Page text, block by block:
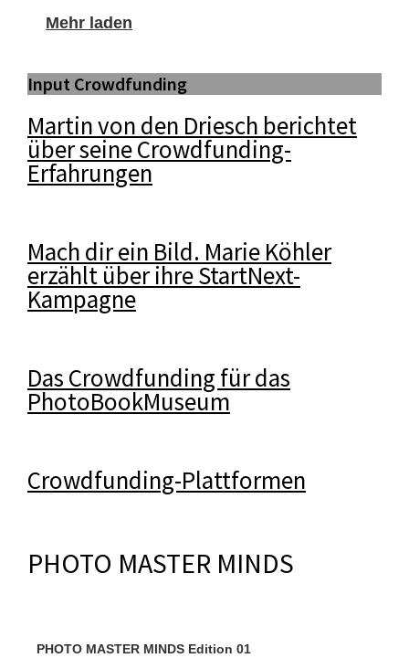
Mehr laden
Input Crowdfunding
Martin von den Driesch berichtet
über seine Crowdfunding-
Erfahrungen
Mach dir ein Bild. Marie Köhler
erzählt über ihre StartNext-
Kampagne
Das Crowdfunding für das
PhotoBookMuseum
Crowdfunding-Plattformen
PHOTO MASTER MINDS
PHOTO MASTER MINDS Edition 01